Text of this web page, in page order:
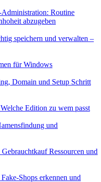
Routine
abzugeben
speichern und verwalten –
für Windows
Domain und Setup Schritt
Edition zu wem passt
und
Ressourcen und
Shops erkennen und